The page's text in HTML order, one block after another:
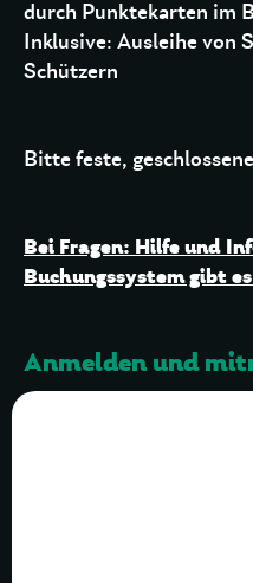
durch Punktekarten im
Inklusive: Ausleihe von
Schützern
Bitte feste,
Bei Fragen: Hilfe und
Buchungssystem gibt
Anmelden und